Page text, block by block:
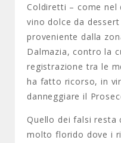
Coldiretti – come nel
vino dolce da
proveniente dalla
Dalmazia, contro la
registrazione tra le
ha fatto ricorso, in
danneggiare il
Quello dei falsi resta
molto florido dove i